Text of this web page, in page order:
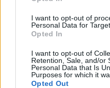
I want to opt-out of
Personal Data for
Opted In
I want to opt-out of
Retention, Sale, and/or
Personal Data that Is
Purposes for which it
Opted Out